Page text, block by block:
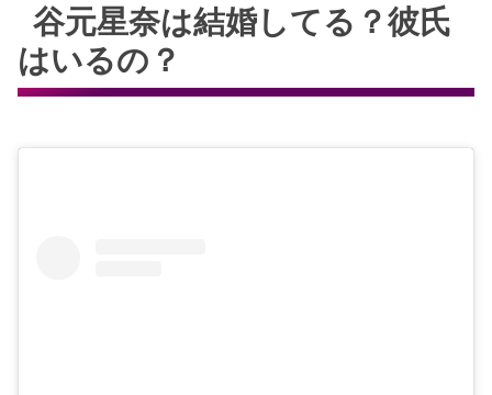
谷元星奈は結婚してる？彼氏
はいるの？